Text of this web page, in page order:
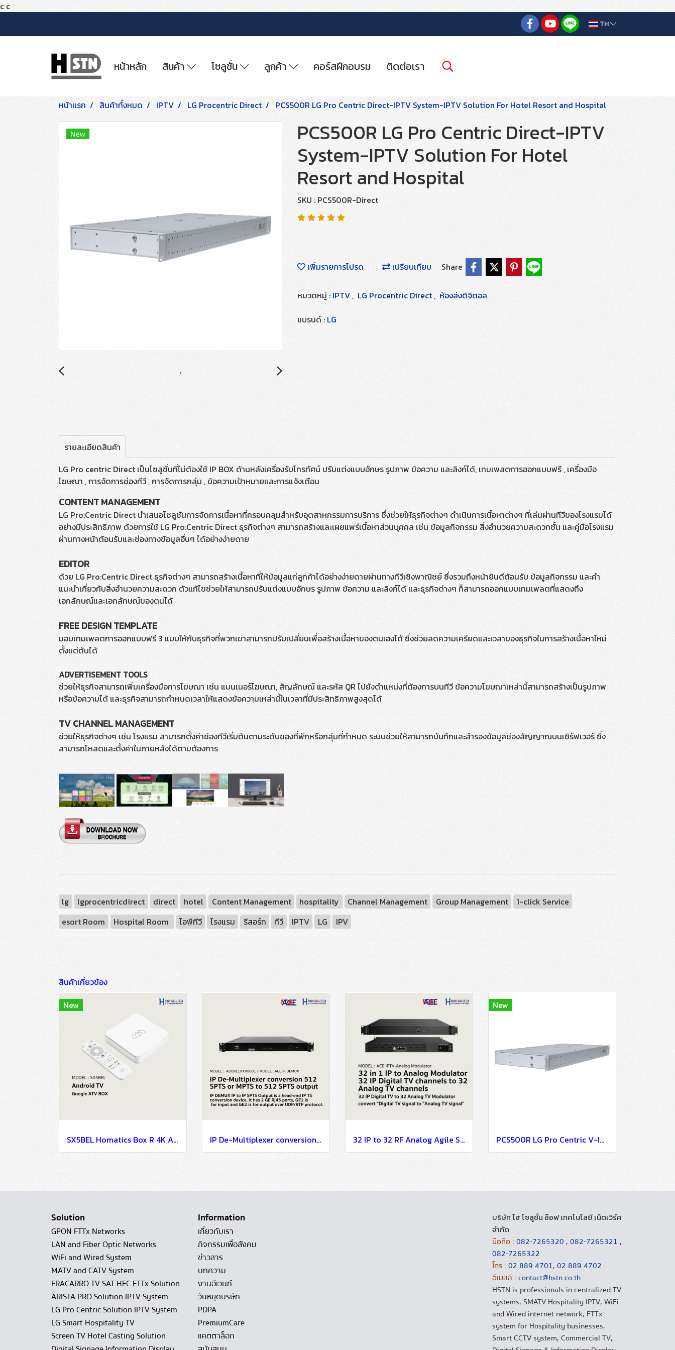
c c
TH
หน้าหลัก สินค้า โซลูชั่น ลูกค้า คอร์สฝึกอบรม ติดต่อเรา
หน้าแรก สินค้าทั้งหมด IPTV LG Procentric Direct PCS500R LG Pro Centric Direct-IPTV System-IPTV Solution For Hotel Resort and Hospital
New PCS500R LG Pro Centric Direct-IPTV
System-IPTV Solution For Hotel
Resort and Hospital
SKU : PCS500R-Direct
เพิ่มรายการโปรด เปรียบเทียบ Share
หมวดหมู่ : IPTV , LG Procentric Direct , ห้องส่งดิจิตอล
แบรนด์ : LG
รายละเอียดสินค้า
LG Pro centric Direct เป็นโซลูชั่นที่ไม่ต้องใช้ IP BOX ด้านหลังเครื่องรับโทรทัศน์ ปรับแต่งแบบอักษร รูปภาพ ข้อความ และลิงก์ได้, เทมเพลตการออกแบบฟรี , เครื่องมือ
โฆษณา , การจัดการช่องทีวี , การจัดการกลุ่ม , ข้อความเป้าหมายและการแจ้งเตือน
CONTENT MANAGEMENT
LG Pro:Centric Direct นำเสนอโซลูชันการจัดการเนื้อหาที่ครอบคลุมสำหรับอุตสาหกรรมการบริการ ซึ่งช่วยให้ธุรกิจต่างๆ ดำเนินการเนื้อหาต่างๆ ที่เล่นผ่านทีวีของโรงแรมได้
อย่างมีประสิทธิภาพ ด้วยการใช้ LG Pro:Centric Direct ธุรกิจต่างๆ สามารถสร้างและเผยแพร่เนื้อหาส่วนบุคคล เช่น ข้อมูลกิจกรรม สิ่งอำนวยความสะดวกชั้น และคู่มือโรงแรม
ผ่านทางหน้าต้อนรับและช่องทางข้อมูลอื่นๆ ได้อย่างง่ายดาย
EDITOR
ด้วย LG Pro:Centric Direct ธุรกิจต่างๆ สามารถสร้างเนื้อหาที่ให้ข้อมูลแก่ลูกค้าได้อย่างง่ายดายผ่านทางทีวีเชิงพาณิชย์ ซึ่งรวมถึงหน้ายินดีต้อนรับ ข้อมูลกิจกรรม และคำ
แนะนำเกี่ยวกับสิ่งอำนวยความสะดวก ตัวแก้ไขช่วยให้สามารถปรับแต่งแบบอักษร รูปภาพ ข้อความ และลิงก์ได้ และธุรกิจต่างๆ ก็สามารถออกแบบเทมเพลตที่แสดงถึง
เอกลักษณ์และเอกลักษณ์ของตนได้
FREE DESIGN TEMPLATE
มอบเทมเพลตการออกแบบฟรี 3 แบบให้กับธุรกิจที่พวกเขาสามารถปรับเปลี่ยนเพื่อสร้างเนื้อหาของตนเองได้ ซึ่งช่วยลดความเครียดและเวลาของธุรกิจในการสร้างเนื้อหาใหม่
ตั้งแต่ต้นได้
ADVERTISEMENT TOOLS
ช่วยให้ธุรกิจสามารถเพิ่มเครื่องมือการโฆษณา เช่น แบนเนอร์โฆษณา, สัญลักษณ์ และรหัส QR ไปยังตำแหน่งที่ต้องการบนทีวี ข้อความโฆษณาเหล่านี้สามารถสร้างเป็นรูปภาพ
หรือข้อความได้ และธุรกิจสามารถกำหนดเวลาให้แสดงข้อความเหล่านี้ในเวลาที่มีประสิทธิภาพสูงสุดได้
TV CHANNEL MANAGEMENT
ช่วยให้ธุรกิจต่างๆ เช่น โรงแรม สามารถตั้งค่าช่องทีวีเริ่มต้นตามระดับของที่พักหรือกลุ่มที่กำหนด ระบบช่วยให้สามารถบันทึกและสำรองข้อมูลช่องสัญญาณบนเซิร์ฟเวอร์ ซึ่ง
สามารถโหลดและตั้งค่าในภายหลังได้ตามต้องการ
lg lgprocentricdirect direct hotel Content Management hospitality Channel Management Group Management
1-click Service
esort Room
Hospital Room ไอพีทีวี โรงแรม รีสอร์ท ทีวี IPTV LG IPV
สินค้าเกี่ยวข้อง
New
SX5BEL Homatics Box R 4K Android TV Set Top Box For Hospitality IPTV System IP De-Multiplexer conversion 512 SPTS or MPTS to 512 SPTS output 32 IP to 32 RF Analog Agile SSB Modulator (ACE) Convert 32 IP Digital TV 32 in 1 IP to Analog Modulator
New
PCS500R LG Pro Centric V-IPTV System-IPTV Solution For Hotel Resort and Hospital
Solution
GPON FTTx Networks
LAN and Fiber Optic Networks
WiFi and Wired System
MATV and CATV System
FRACARRO TV SAT HFC FTTx Solution
ARISTA PRO Solution IPTV System
LG Pro Centric Solution IPTV System
LG Smart Hospitality TV
Screen TV Hotel Casting Solution
Information
เกี่ยวกับเรา
กิจกรรมเพื่อสังคม
ข่าวสาร
บทความ
งานอีเวนท์
วันหยุดบริษัท
PDPA
PremiumCare
แคตตาล็อก
บริษัท ไฮ โซลูชั่น อ๊อฟ เทคโนโลยี เน็ตเวิร์ค
จำกัด
มือถือ : 082-7265320 , 082-7265321 ,
082-7265322
โทร : 02 889 4701, 02 889 4702
อีเมลล์ : contact@hstn.co.th
HSTN is professionals in centralized TV
systems, SMATV Hospitality IPTV, WiFi
and Wired internet network, FTTx
system for Hospitality businesses,
Smart CCTV system, Commercial TV,